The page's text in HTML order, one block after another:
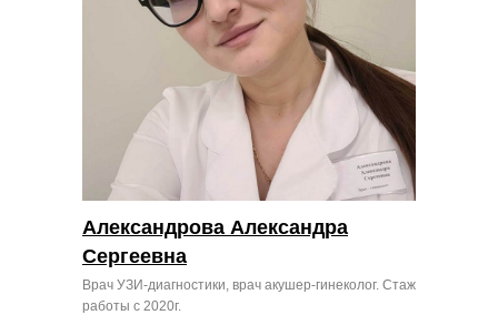
Врач УЗИ-диагностики, врач акушер-гинеколог. Стаж
работы с 2020г.
Александрова Александра
Сергеевна